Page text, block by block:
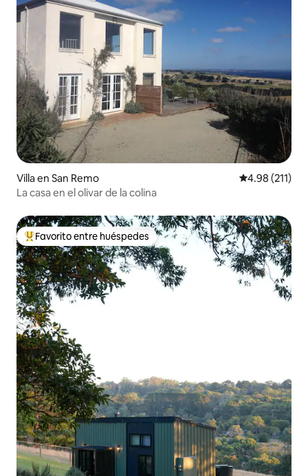
Villa en San Remo Calificación
4.98 (211)
La casa en el olivar de la colina
De los mejores en Favorito entre huéspedes
Favorito entre huéspedes